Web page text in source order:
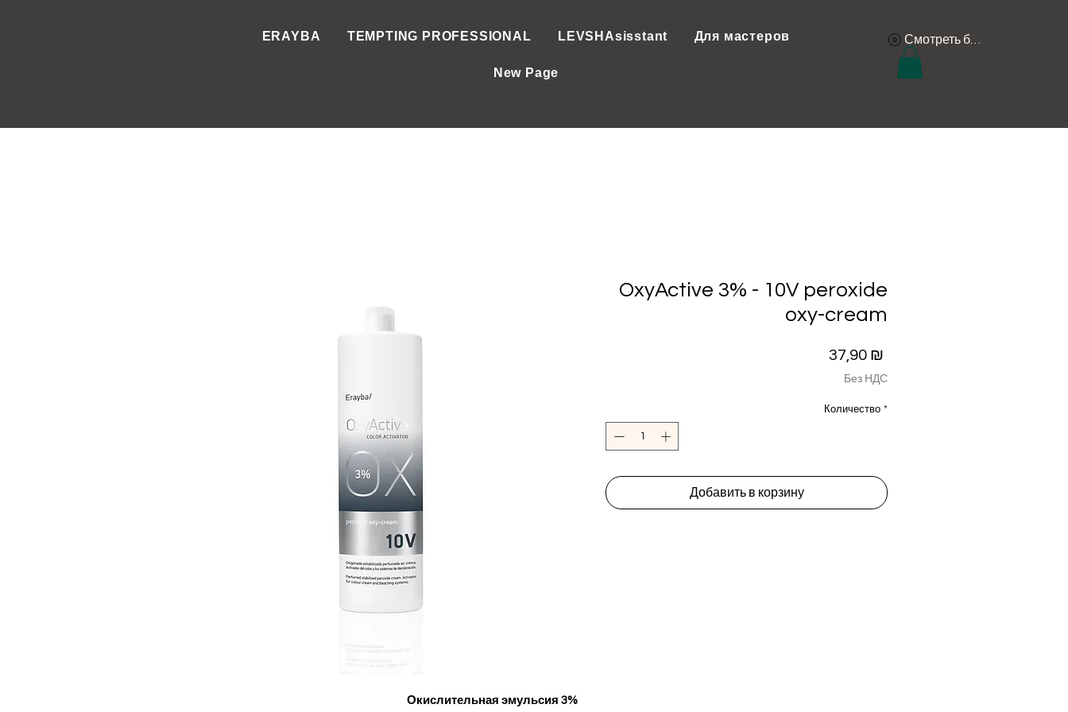
ERAYBA TEMPTING PROFESSIONAL LEVSHAsisstant Для мастеров
New Page
Окислительная эмульсия 3%
OxyActive 3% - 10V peroxide
oxy-cream
37,90 ₪
Без НДС
Количество *
Добавить в корзину